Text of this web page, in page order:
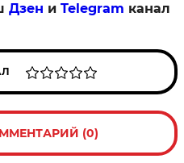
Дзен иTelegram канал
(0)